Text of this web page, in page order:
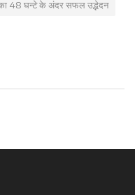
का 48 घन्टे के अंदर सफल उद्भेदन